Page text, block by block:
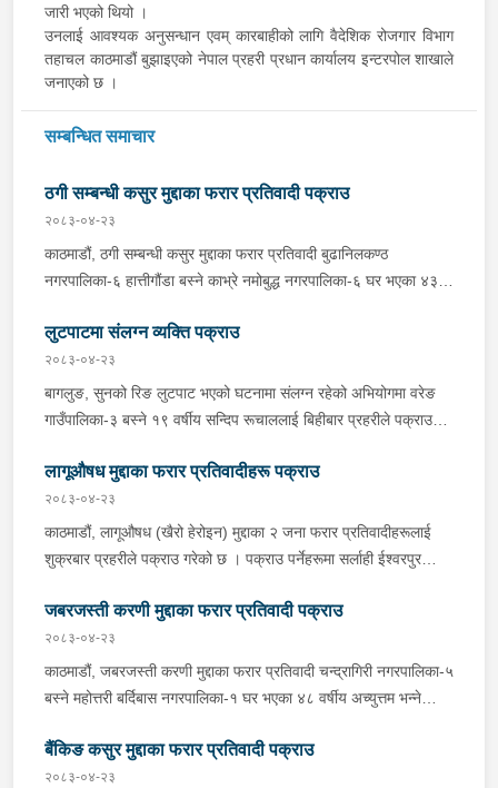
जारी भएको थियो ।
उनलाई आवश्यक अनुसन्धान एवम् कारबाहीको लागि वैदेशिक रोजगार विभाग
तहाचल काठमाडौं बुझाइएको नेपाल प्रहरी प्रधान कार्यालय इन्टरपोल शाखाले
जनाएको छ ।
सम्बन्धित समाचार
ठगी सम्बन्धी कसुर मुद्दाका फरार प्रतिवादी पक्राउ
२०८३-०४-२३
काठमाडौं, ठगी सम्बन्धी कसुर मुद्दाका फरार प्रतिवादी बुढानिलकण्ठ
नगरपालिका-६ हात्तीगौंडा बस्ने काभ्रे नमोबुद्ध नगरपालिका-६ घर भएका ४३
फरार रहेका उनलाई काठमाडौं उपत्यका अपराध अनुसन्धान कार्यालय टेकुबाट
खटिएको प्रहरीले काठमाडौं महानगरपालिका-४ धुम्बाराहीबाट पक्राउ गरेको हो
। उनलाई फैसला कार्यान्वयनको लागि जिल्ला अदालत काठमाडौंमा पेश गरिएको
छ ।
लुटपाटमा संलग्न व्यक्ति पक्राउ
२०८३-०४-२३
बागलुङ, सुनको रिङ लुटपाट भएको घटनामा संलग्न रहेको अभियोगमा वरेङ
गाउँपालिका-३ बस्ने १९ वर्षीय सन्दिप रूचाललाई बिहीबार प्रहरीले पक्राउ
धाक धम्की दिई सुनको रिङ लुटेको भन्ने खबर प्राप्त हुनासाथ इलाका प्रहरी
कार्यालय वरेङबाट खटिएको प्रहरीले उनलाई पक्राउ गरेको हो । उनी उपर
जिल्ला अदालत बागलुङबाट ५ दिन म्याद थप अनुमति लिई यस सम्बन्धमा
प्रहरीले आवश्यक अनुसन्धान गरिरहेको छ ।
लागूऔषध मुद्दाका फरार प्रतिवादीहरू पक्राउ
२०८३-०४-२३
काठमाडौं, लागूऔषध (खैरो हेरोइन) मुद्दाका २ जना फरार प्रतिवादीहरूलाई
शुक्रबार प्रहरीले पक्राउ गरेको छ । पक्राउ पर्नेहरूमा सर्लाही ईश्वरपुर
महत्तो रहेका छन् । जिल्ला अदालत महोत्तरीबाट उक्त मुद्दामा पक्राउ पुर्जी जारी
भई फरार रहेका उनीहरूलाई लागूऔषध नियन्त्रण ब्यूरो शाखा कार्यालय
बर्दिबास महोत्तरीबाट खटिएको प्रहरीले सर्लाही ईश्वरपुर नगरपालिका-५ बाट
पक्राउ गरेको हो । कञ्चनपुर, लागूऔषध (खैरो हेरोइन) मुद्दाका फरार
प्रहरीले पक्राउ गरेको छ । जिल्ला अदालत कञ्चनपुरको २०८१ पुस १९ गते
फैसलाले उक्त मुद्दामा १० वर्ष ३ महिना कैद सजाय ठहर भई कारागार कार्यालय
जबरजस्ती करणी मुद्दाका फरार प्रतिवादी पक्राउ
२०८३-०४-२३
काठमाडौं, जबरजस्ती करणी मुद्दाका फरार प्रतिवादी चन्द्रागिरी नगरपालिका-५
बस्ने महोत्तरी बर्दिबास नगरपालिका-१ घर भएका ४८ वर्षीय अच्युत्तम भन्ने
अदालत महोत्तरीबाट २०८३ वैशाख २१ गते उक्त मुद्दामा पक्राउ अनुमति
प्राप्त भई फरार रहेका उनलाई काठमाडौं उपत्यका अपराध अनुसन्धान
बैंकिङ कसुर मुद्दाका फरार प्रतिवादी पक्राउ
२०८३-०४-२३